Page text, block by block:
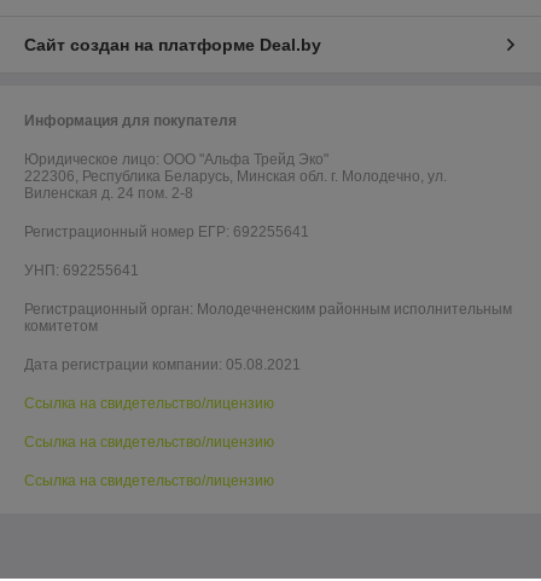
Сайт создан на платформе Deal.by
Информация для покупателя
Юридическое лицо: ООО "Альфа Трейд Эко"
222306, Республика Беларусь, Минская обл. г. Молодечно, ул.
Виленская д. 24 пом. 2-8
Регистрационный номер ЕГР: 692255641
УНП: 692255641
Регистрационный орган: Молодечненским районным исполнительным
комитетом
Дата регистрации компании: 05.08.2021
Ссылка на свидетельство/лицензию
Ссылка на свидетельство/лицензию
Ссылка на свидетельство/лицензию